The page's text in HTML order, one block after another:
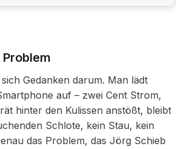
Gedanken darum. Man lädt
auf – zwei Cent Strom,
hinter den Kulissen anstößt, bleibt
Schlote, kein Stau, kein
das Problem, das Jörg Schieb